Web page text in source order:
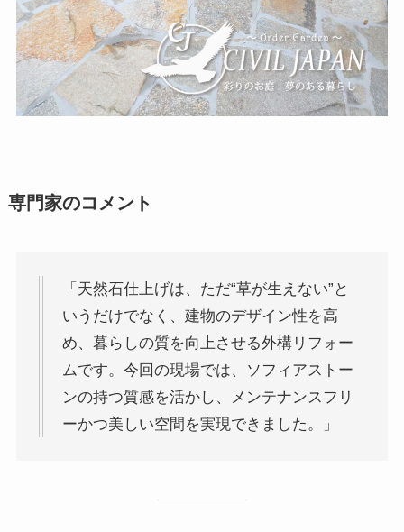
専門家のコメント
「天然石仕上げは、ただ“草が生えない”と
いうだけでなく、建物のデザイン性を高
め、暮らしの質を向上させる外構リフォー
ムです。今回の現場では、ソフィアストー
ンの持つ質感を活かし、メンテナンスフリ
ーかつ美しい空間を実現できました。」